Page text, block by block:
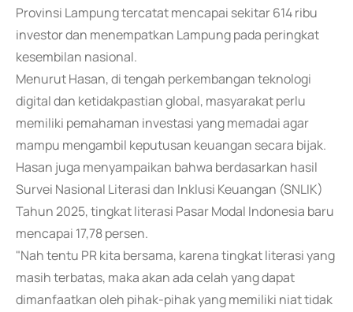
Provinsi Lampung tercatat mencapai sekitar 614 ribu
investor dan menempatkan Lampung pada peringkat
kesembilan nasional.
Menurut Hasan, di tengah perkembangan teknologi
digital dan ketidakpastian global, masyarakat perlu
memiliki pemahaman investasi yang memadai agar
mampu mengambil keputusan keuangan secara bijak.
Hasan juga menyampaikan bahwa berdasarkan hasil
Survei Nasional Literasi dan Inklusi Keuangan (SNLIK)
Tahun 2025, tingkat literasi Pasar Modal Indonesia baru
mencapai 17,78 persen.
"Nah tentu PR kita bersama, karena tingkat literasi yang
masih terbatas, maka akan ada celah yang dapat
dimanfaatkan oleh pihak-pihak yang memiliki niat tidak